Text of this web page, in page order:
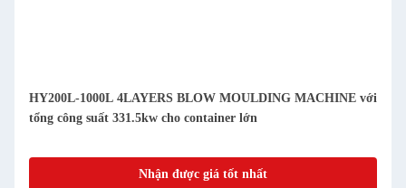
HY200L-1000L 4LAYERS BLOW MOULDING MACHINE với
tổng công suất 331.5kw cho container lớn
Nhận được giá tốt nhất